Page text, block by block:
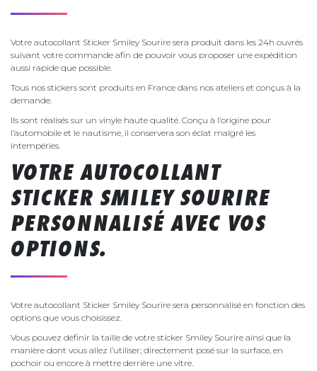
Votre autocollant Sticker Smiley Sourire sera produit dans les 24h ouvrés
suivant votre commande afin de pouvoir vous proposer une expédition
aussi rapide que possible.
Tous nos stickers sont produits en France dans nos ateliers et conçus à la
demande.
Ils sont réalisés sur un vinyle haute qualité. Conçu à l’origine pour
l’automobile et le nautisme, il conservera son éclat malgré les
intempéries.
VOTRE AUTOCOLLANT
STICKER SMILEY SOURIRE
PERSONNALISÉ AVEC VOS
OPTIONS.
Votre autocollant Sticker Smiley Sourire sera personnalisé en fonction des
options que vous choisissez.
Vous pouvez définir la taille de votre sticker Smiley Sourire ainsi que la
manière dont vous allez l’utiliser; directement posé sur la surface, en
pochoir ou encore à mettre derrière une vitre.